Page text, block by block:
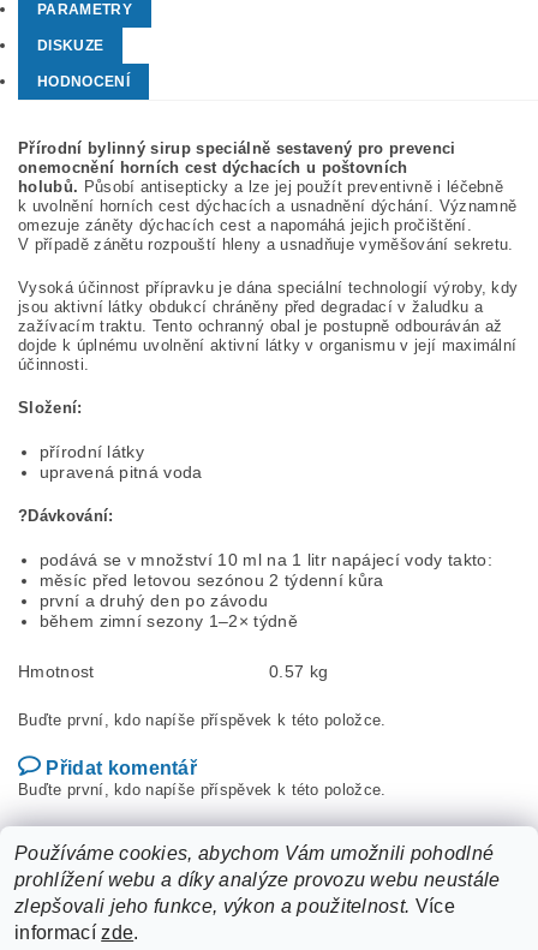
PARAMETRY
DISKUZE
HODNOCENÍ
Přírodní bylinný sirup speciálně sestavený pro prevenci
onemocnění horních cest dýchacích u poštovních
holubů. Působí antisepticky a lze jej použít preventivně i léčebně
k uvolnění horních cest dýchacích a usnadnění dýchání. Významně
omezuje záněty dýchacích cest a napomáhá jejich pročištění.
V případě zánětu rozpouští hleny a usnadňuje vyměšování sekretu.
Vysoká účinnost přípravku je dána speciální technologií výroby, kdy
jsou aktivní látky obdukcí chráněny před degradací v žaludku a
zažívacím traktu. Tento ochranný obal je postupně odbouráván až
dojde k úplnému uvolnění aktivní látky v organismu v její maximální
účinnosti.
Složení:
přírodní látky
upravená pitná voda
?Dávkování:
podává se v množství 10 ml na 1 litr napájecí vody takto:
měsíc před letovou sezónou 2 týdenní kůra
první a druhý den po závodu
během zimní sezony 1–2× týdně
Hmotnost 0.57 kg
Buďte první, kdo napíše příspěvek k této položce.
Přidat komentář
Buďte první, kdo napíše příspěvek k této položce.
Používáme cookies, abychom Vám umožnili pohodlné
prohlížení webu a díky analýze provozu webu neustále
zlepšovali jeho funkce, výkon a použitelnost. Více
informacízde.